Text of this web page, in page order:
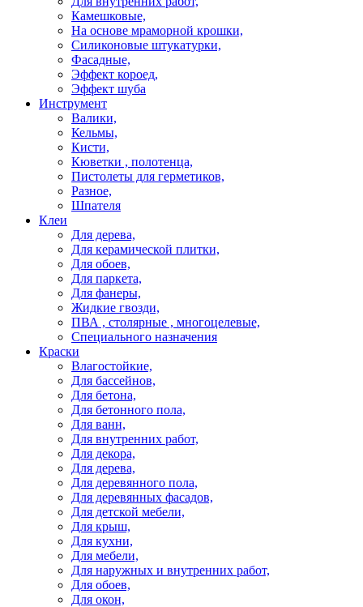
Камешковые,
На основе мраморной крошки,
Силиконовые штукатурки,
Фасадные,
Эффект короед,
Эффект шуба
Инструмент
Валики,
Кельмы,
Кисти,
Кюветки , полотенца,
Пистолеты для герметиков,
Разное,
Шпателя
Клеи
Для дерева,
Для керамической плитки,
Для обоев,
Для паркета,
Для фанеры,
Жидкие гвозди,
ПВА , столярные , многоцелевые,
Специального назначения
Краски
Влагостойкие,
Для бассейнов,
Для бетона,
Для бетонного пола,
Для ванн,
Для внутренних работ,
Для декора,
Для дерева,
Для деревянного пола,
Для деревянных фасадов,
Для детской мебели,
Для крыш,
Для кухни,
Для мебели,
Для наружных и внутренних работ,
Для обоев,
Для окон,